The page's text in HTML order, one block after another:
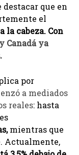
destacar que en
el
la cabeza. Con
Canadá ya
.
por
a mediados
reales: hasta
mientras que
Actualmente,